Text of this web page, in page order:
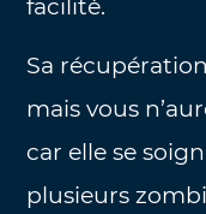
facilité.
Sa
mais vous
car elle se
plusieurs